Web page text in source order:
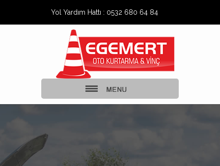
Yol Yardım Hattı : 0532 680 64 84